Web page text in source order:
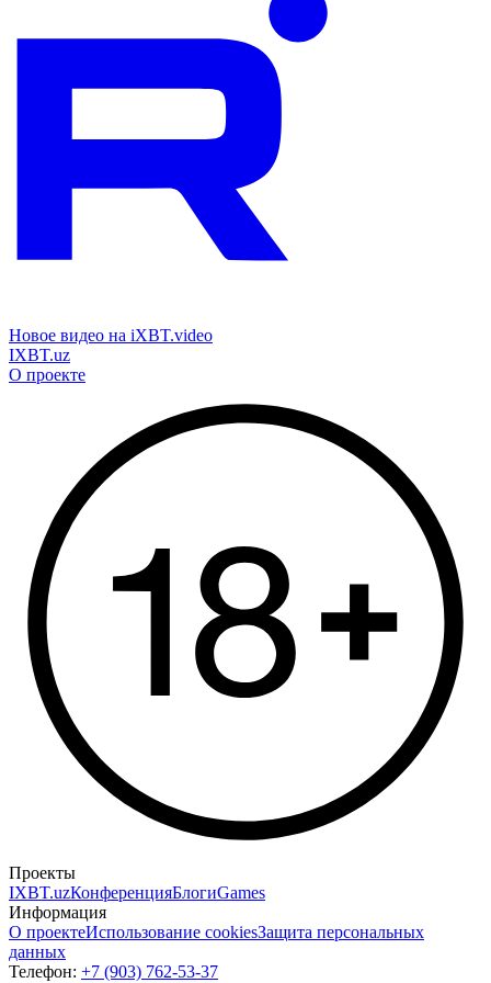
Новое видео на iXBT.video
IXBT.uz
О проекте
Проекты
IXBT.uzКонференцияБлогиGames
Информация
О проектеИспользование cookiesЗащита персональных
данных
Телефон: +7 (903) 762-53-37